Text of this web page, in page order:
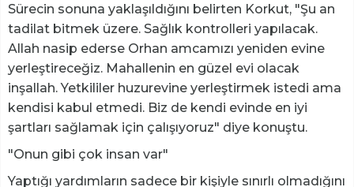
Sürecin sonuna yaklaşıldığını belirten Korkut, "Şu an
tadilat bitmek üzere. Sağlık kontrolleri yapılacak.
Allah nasip ederse Orhan amcamızı yeniden evine
yerleştireceğiz. Mahallenin en güzel evi olacak
inşallah. Yetkililer huzurevine yerleştirmek istedi ama
kendisi kabul etmedi. Biz de kendi evinde en iyi
şartları sağlamak için çalışıyoruz" diye konuştu.
"Onun gibi çok insan var"
Yaptığı yardımların sadece bir kişiyle sınırlı olmadığını